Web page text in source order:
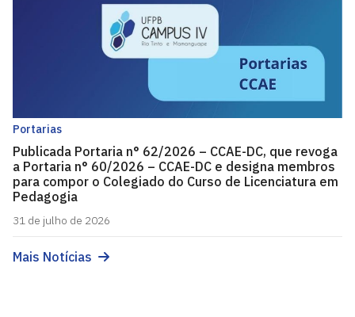
Portarias
Publicada Portaria n° 62/2026 – CCAE-DC, que revoga
a Portaria n° 60/2026 – CCAE-DC e designa membros
para compor o Colegiado do Curso de Licenciatura em
Pedagogia
31 de julho de 2026
Mais Notícias